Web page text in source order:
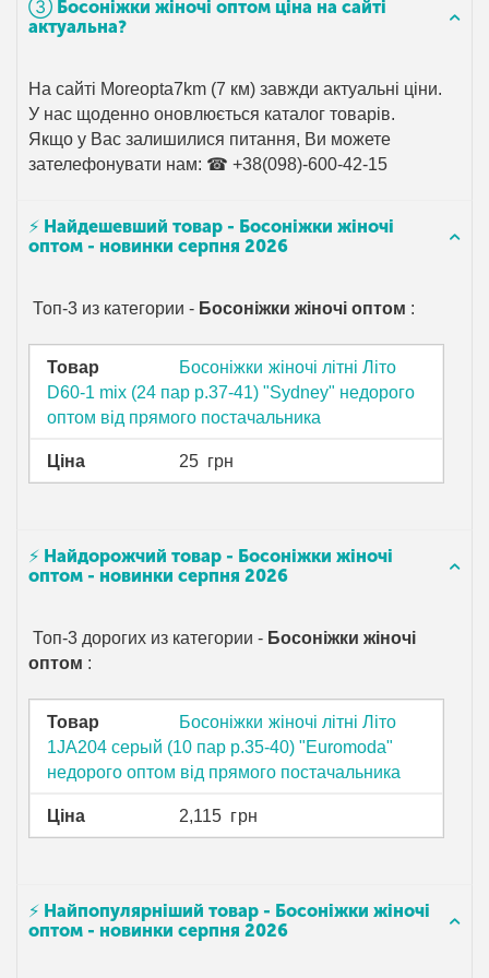
➂ Босоніжки жіночі оптом ціна на сайті
актуальна?
На сайті Moreopta7km (7 км) завжди актуальні ціни.
У нас щоденно оновлюється каталог товарів.
Якщо у Вас залишилися питання, Ви можете
зателефонувати нам: ☎ +38(098)-600-42-15
⚡ Найдешевший товар - Босоніжки жіночі
оптом - новинки серпня 2026
Топ-3 из категории - Босоніжки жіночі оптом :
Товар
Босоніжки жіночі літні Літо
D60-1 mix (24 пар р.37-41) "Sydney" недорого
оптом від прямого постачальника
Ціна 25 грн
⚡ Найдорожчий товар - Босоніжки жіночі
оптом - новинки серпня 2026
Топ-3 дорогих из категории - Босоніжки жіночі
оптом :
Товар
Босоніжки жіночі літні Літо
1JA204 серый (10 пар р.35-40) "Euromoda"
недорого оптом від прямого постачальника
Ціна 2,115 грн
⚡ Найпопулярніший товар - Босоніжки жіночі
оптом - новинки серпня 2026